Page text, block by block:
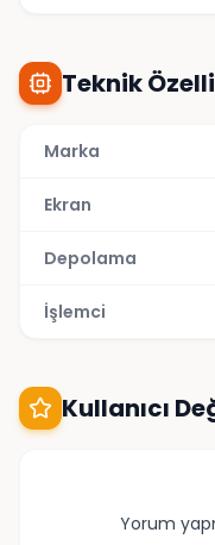
Teknik
Marka
Ekran
Depolama
İşlemci
Kullanıcı
Yorum